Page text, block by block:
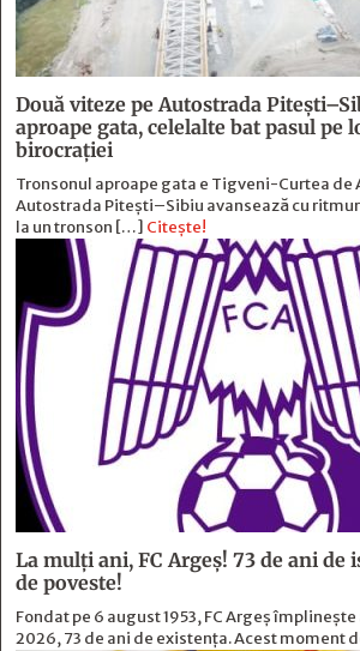
Două viteze pe Autostrada
aproape gata, celelalte bat pasul pe
birocraţiei
Tronsonul aproape gata e Tigveni-Curtea de
Autostrada Pitești–Sibiu avansează cu
la un tronson […] Citește!
La mulți ani, FC Argeș! 73 de ani de
de poveste!
Fondat pe 6 august 1953, FC Argeș
2026, 73 de ani de existența. Acest moment